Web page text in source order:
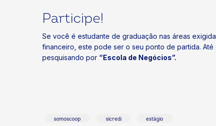
Participe!
Se você é estudante de graduação nas áreas
financeiro, este pode ser o seu ponto de partida. Até
pesquisando por “Escola de Negócios”.
somoscoop sicredi estágio